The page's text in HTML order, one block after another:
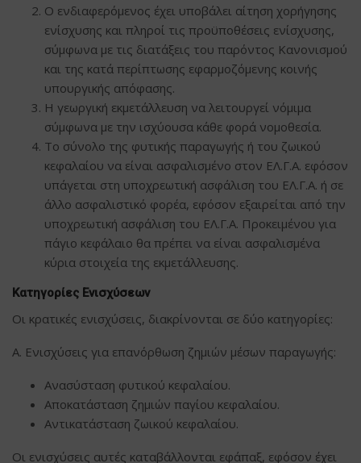
Ο ενδιαφερόμενος έχει υποβάλει αίτηση χορήγησης
ενίσχυσης και πληροί τις προϋποθέσεις ενίσχυσης,
σύμφωνα με τις διατάξεις του παρόντος Κανονισμού
και της κατά περίπτωσης εφαρμοζόμενης κοινής
υπουργικής απόφασης.
Η γεωργική εκμετάλλευση να λειτουργεί νόμιμα
σύμφωνα με την ισχύουσα κάθε φορά νομοθεσία.
Το σύνολο της φυτικής παραγωγής ή του ζωικού
κεφαλαίου να είναι ασφαλισμένο στον ΕΛ.Γ.Α. εφόσον
υπάγεται στη υποχρεωτική ασφάλιση του ΕΛ.Γ.Α. ή σε
άλλο ασφαλιστικό φορέα, εφόσον εξαιρείται από την
υποχρεωτική ασφάλιση του ΕΛ.Γ.Α. Προκειμένου για
πάγιο κεφάλαιο θα πρέπει να είναι ασφαλισμένα
κύρια στοιχεία της εκμετάλλευσης.
Κατηγορίες Ενισχύσεων
Οι κρατικές ενισχύσεις, διακρίνονται σε δύο κατηγορίες:
Α. Ενισχύσεις για επανόρθωση ζημιών μέσων παραγωγής:
Ανασύσταση φυτικού κεφαλαίου.
Αποκατάσταση ζημιών παγίου κεφαλαίου.
Αντικατάσταση ζωικού κεφαλαίου.
Οι ενισχύσεις αυτές καταβάλλονται εφάπαξ, εφόσον έχει